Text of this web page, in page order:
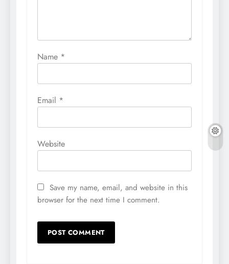
Name *
Email *
Website
Save my name, email, and website in this
browser for the next time I comment.